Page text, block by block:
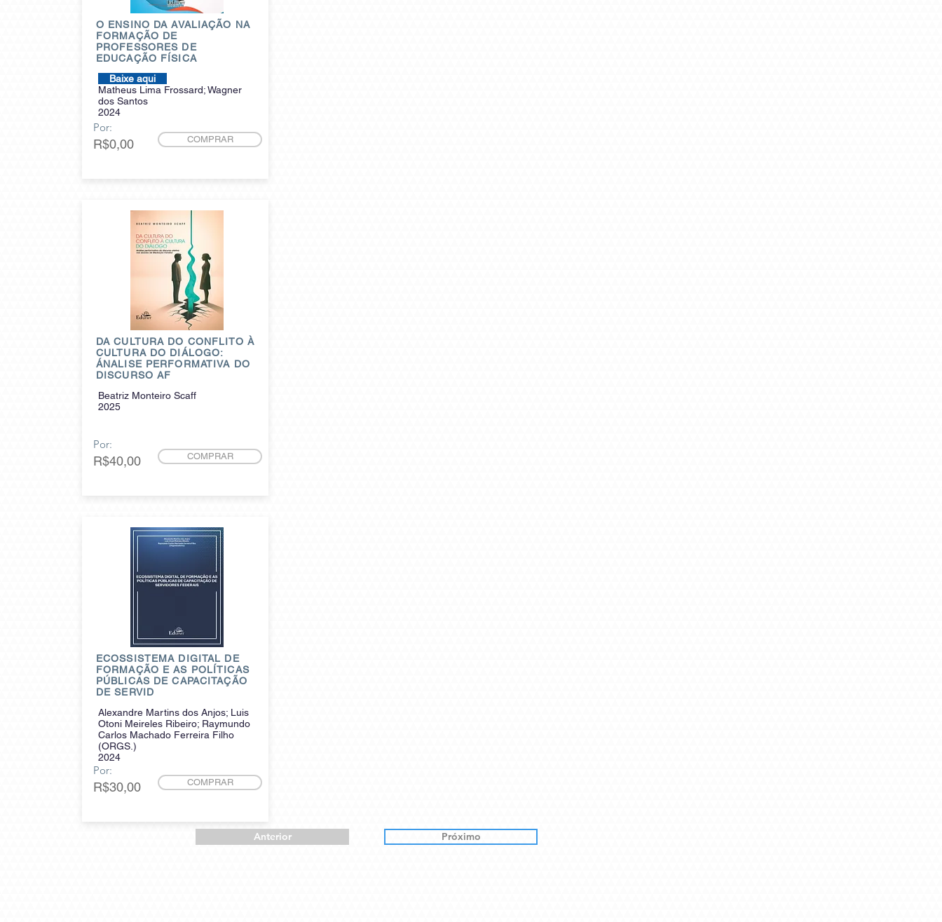
O ENSINO DA AVALIAÇÃO NA
FORMAÇÃO DE
PROFESSORES DE
EDUCAÇÃO FÍSICA
Baixe aqui
Matheus Lima Frossard; Wagner
dos Santos
2024
Por:
R$0,00 COMPRAR
DA CULTURA DO CONFLITO À
CULTURA DO DIÁLOGO:
ÁNALISE PERFORMATIVA DO
DISCURSO AF
Beatriz Monteiro Scaff
2025
Por:
R$40,00 COMPRAR
ECOSSISTEMA DIGITAL DE
FORMAÇÃO E AS POLÍTICAS
PÚBLICAS DE CAPACITAÇÃO
DE SERVID
Alexandre Martins dos Anjos; Luis
Otoni Meireles Ribeiro; Raymundo
Carlos Machado Ferreira Filho
(ORGS.)
2024
Por:
R$30,00 COMPRAR
Anterior Próximo